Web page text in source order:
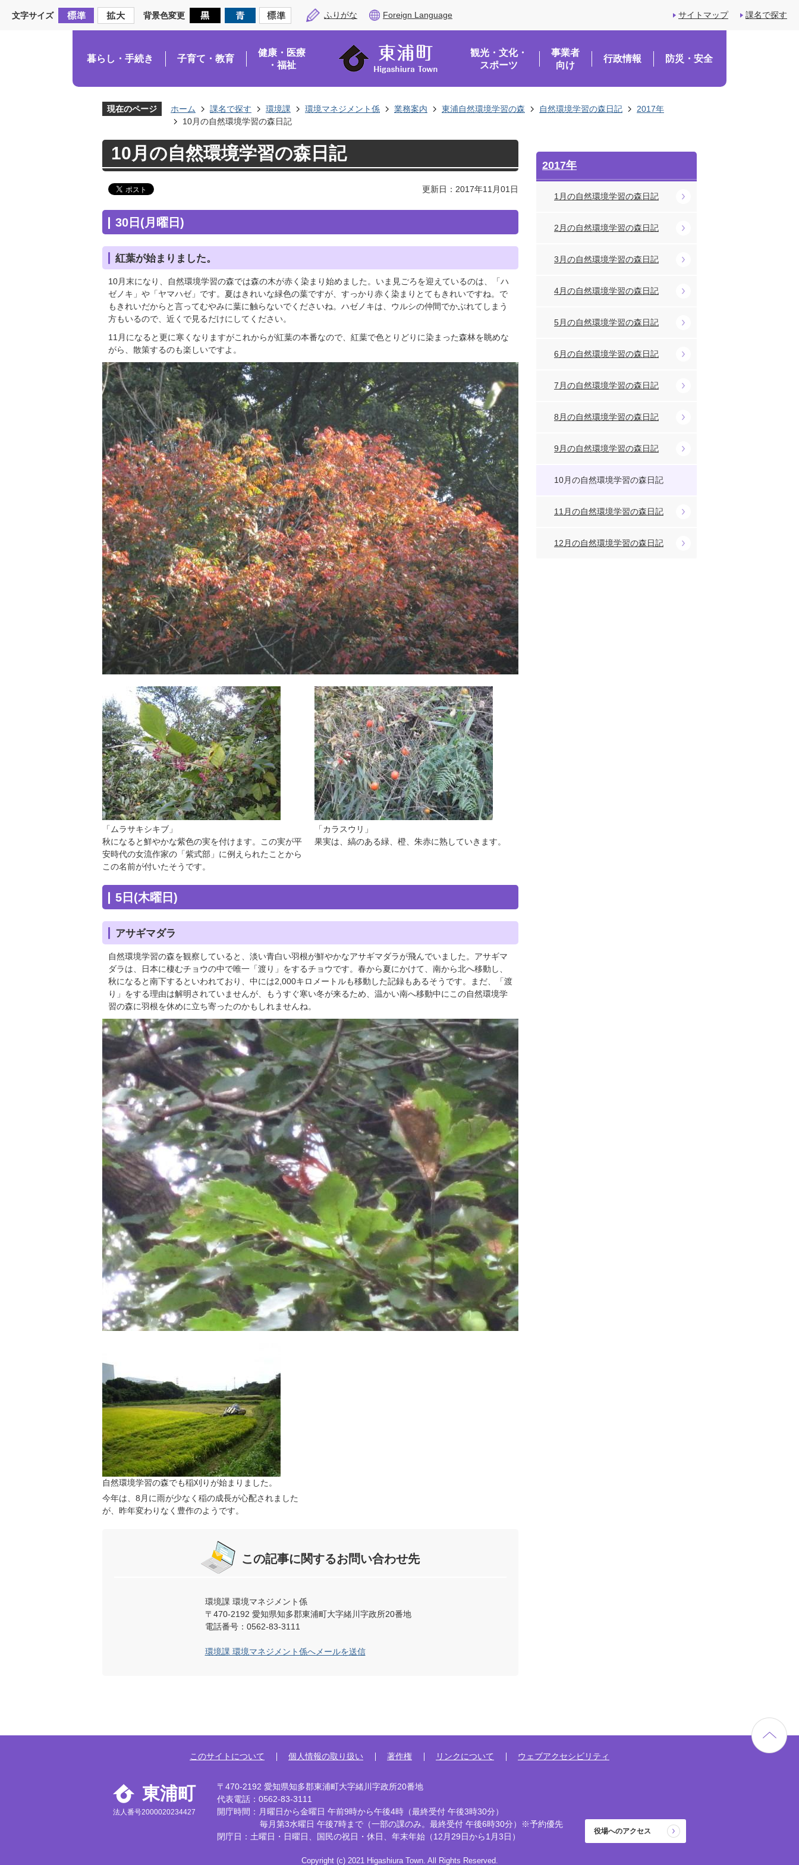
文字サイズ 背景色変更 ふりがな Foreign Language サイトマップ 課名で探す
暮らし・手続き 子育て・教育
健康・医療
・福祉
観光・文化・
スポーツ
事業者
向け
行政情報 防災・安全
現在のページ ホーム 課名で探す 環境課 環境マネジメント係 業務案内 東浦自然環境学習の森 自然環境学習の森日記
2017年
10月の自然環境学習の森日記
10月の自然環境学習の森日記
更新日：2017年11月01日
30日(月曜日)
紅葉が始まりました。
10月末になり、自然環境学習の森では森の木が赤く染まり始めました。いま見ごろを迎えているのは、「ハ
ゼノキ」や「ヤマハゼ」です。夏はきれいな緑色の葉ですが、すっかり赤く染まりとてもきれいですね。で
もきれいだからと言ってむやみに葉に触らないでくださいね。ハゼノキは、ウルシの仲間でかぶれてしまう
方もいるので、近くで見るだけにしてください。
11月になると更に寒くなりますがこれからが紅葉の本番なので、紅葉で色とりどりに染まった森林を眺めな
がら、散策するのも楽しいですよ。
「ムラサキシキブ」
秋になると鮮やかな紫色の実を付けます。この実が平
安時代の女流作家の「紫式部」に例えられたことから
この名前が付いたそうです。
「カラスウリ」
果実は、縞のある緑、橙、朱赤に熟していきます。
5日(木曜日)
アサギマダラ
自然環境学習の森を観察していると、淡い青白い羽根が鮮やかなアサギマダラが飛んでいました。アサギマ
ダラは、日本に棲むチョウの中で唯一「渡り」をするチョウです。春から夏にかけて、南から北へ移動し、
秋になると南下するといわれており、中には2,000キロメートルも移動した記録もあるそうです。まだ、「渡
り」をする理由は解明されていませんが、もうすぐ寒い冬が来るため、温かい南へ移動中にこの自然環境学
習の森に羽根を休めに立ち寄ったのかもしれませんね。
自然環境学習の森でも稲刈りが始まりました。
今年は、8月に雨が少なく稲の成長が心配されました
が、昨年変わりなく豊作のようです。
この記事に関するお問い合わせ先
環境課 環境マネジメント係
〒470-2192 愛知県知多郡東浦町大字緒川字政所20番地
電話番号：0562-83-3111
環境課 環境マネジメント係へメールを送信
2017年
1月の自然環境学習の森日記
2月の自然環境学習の森日記
3月の自然環境学習の森日記
4月の自然環境学習の森日記
5月の自然環境学習の森日記
6月の自然環境学習の森日記
7月の自然環境学習の森日記
8月の自然環境学習の森日記
9月の自然環境学習の森日記
10月の自然環境学習の森日記
11月の自然環境学習の森日記
12月の自然環境学習の森日記
このサイトについて 個人情報の取り扱い 著作権 リンクについて ウェブアクセシビリティ
東浦町
法人番号2000020234427
〒470-2192 愛知県知多郡東浦町大字緒川字政所20番地
代表電話：0562-83-3111
開庁時間：月曜日から金曜日 午前9時から午後4時 （最終受付 午後3時30分）
毎月第3水曜日 午後7時まで （一部の課のみ。最終受付 午後6時30分）※予約優先
閉庁日：土曜日・日曜日、国民の祝日・休日、年末年始（12月29日から1月3日）
役場へのアクセス
Copyright (c) 2021 Higashiura Town. All Rights Reserved.